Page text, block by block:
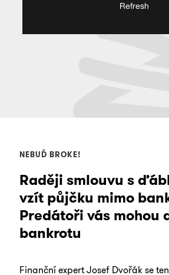
NEBUĎ BROKE!
Raději smlouvu s
vzít půjčku mimo
Predátoři vás mohou
bankrotu
Finanční expert Josef Dvořák se